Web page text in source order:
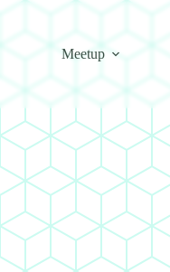
Meetup